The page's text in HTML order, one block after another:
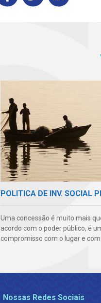
POLITICA DE INV. SOCIAL
Uma concessão é muito mais
acordo com o poder público, é
compromisso com o lugar e
Nossas Redes Sociais